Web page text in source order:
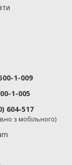
1-009
1-005
604-517
з мобільного)